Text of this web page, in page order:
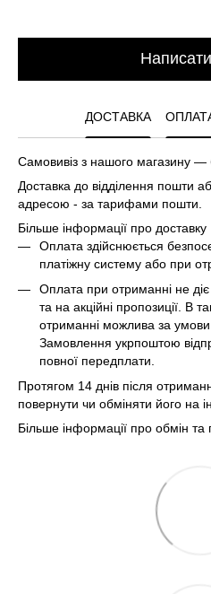
Написати
ДОСТАВКА
Самовивіз з нашого магазину —
Доставка до відділення пошти
адресою - за тарифами пошти.
Більше інформації про доставку
Оплата здійснюється
платіжну систему або при
Оплата при отриманні не
та на акційні пропозиції. В
отриманні можлива за
Замовлення укрпоштою
повної передплати.
Протягом 14 днів після
повернути чи обміняти його на
Більше інформації про обмін